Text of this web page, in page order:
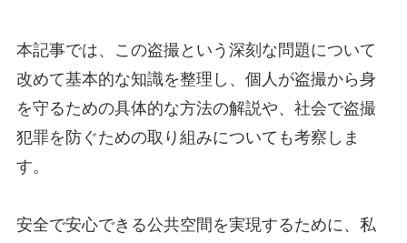
本記事では、この盗撮という深刻な問題について
改めて基本的な知識を整理し、個人が盗撮から身
を守るための具体的な方法の解説や、社会で盗撮
犯罪を防ぐための取り組みについても考察しま
す。
安全で安心できる公共空間を実現するために、私